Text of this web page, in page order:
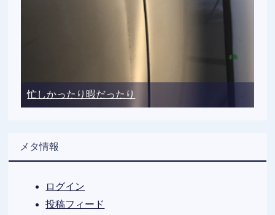
忙しかったり暇だったり
メタ情報
ログイン
投稿フィード